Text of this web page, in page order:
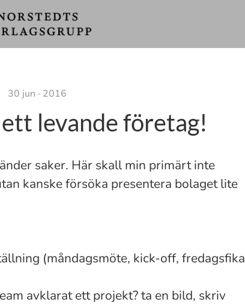
30 jun · 2016
levande företag!
saker. Här skall min primärt inte
kanske försöka presentera bolaget lite
(måndagsmöte, kick-off, fredagsfika
avklarat ett projekt? ta en bild, skriv